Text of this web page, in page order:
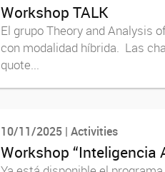
Workshop TALK
El grupo Theory and Analysis
con modalidad híbrida. Las
quote...
10/11/2025 | Activities
Workshop “Inteligencia